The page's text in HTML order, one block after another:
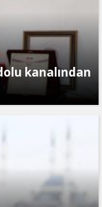
kanalından